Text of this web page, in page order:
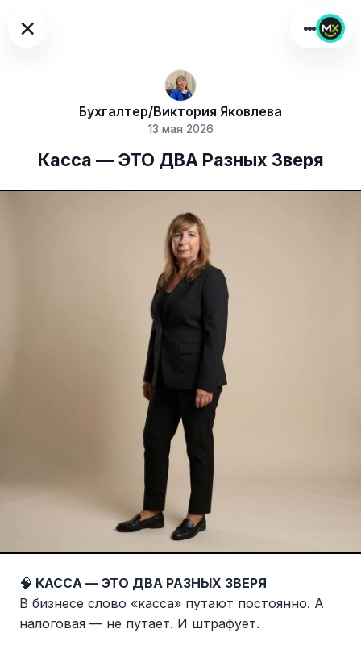
×
Бухгалтер/Виктория Яковлева
13 мая 2026
Касса — ЭТО ДВА Разных Зверя
🧠 КАССА — ЭТО ДВА РАЗНЫХ ЗВЕРЯ
В бизнесе слово «касса» путают постоянно. А
налоговая — не путает. И штрафует.